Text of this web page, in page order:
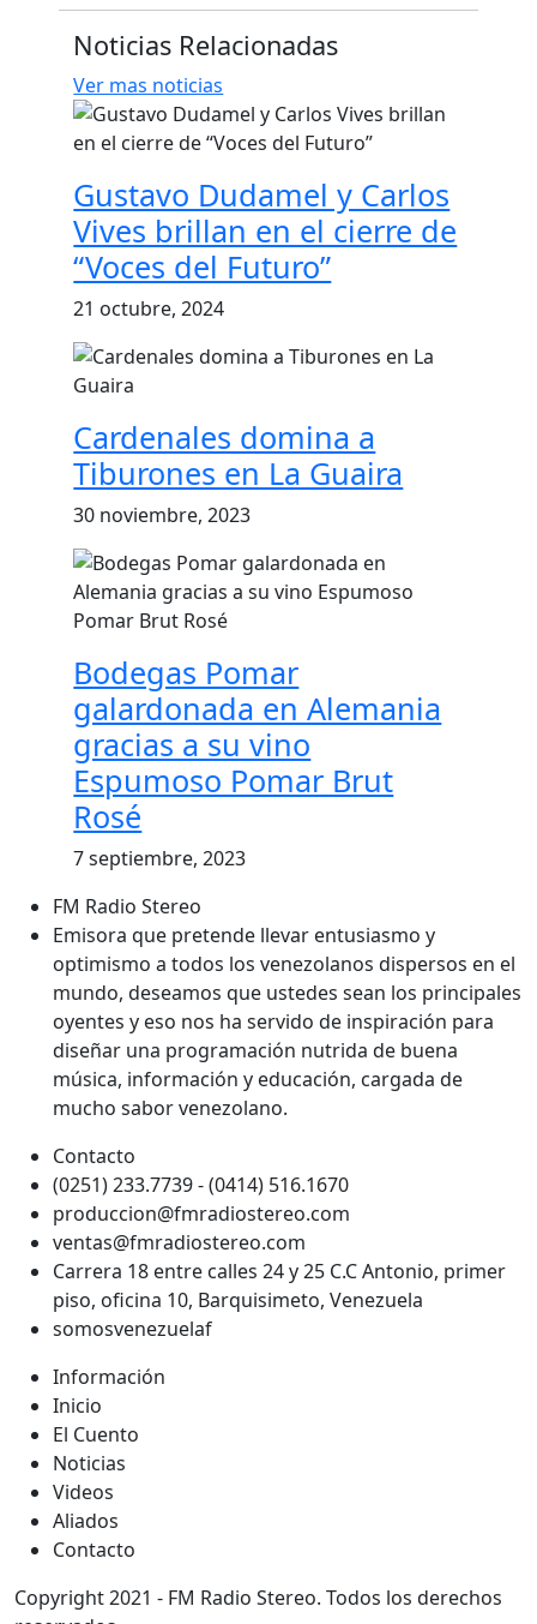
Noticias Relacionadas
Ver mas noticias
Gustavo Dudamel y Carlos
Vives brillan en el cierre de
“Voces del Futuro”
21 octubre, 2024
Cardenales domina a
Tiburones en La Guaira
30 noviembre, 2023
Bodegas Pomar
galardonada en Alemania
gracias a su vino
Espumoso Pomar Brut
Rosé
7 septiembre, 2023
FM Radio Stereo
Emisora que pretende llevar entusiasmo y
optimismo a todos los venezolanos dispersos en el
mundo, deseamos que ustedes sean los principales
oyentes y eso nos ha servido de inspiración para
diseñar una programación nutrida de buena
música, información y educación, cargada de
mucho sabor venezolano.
Contacto
(0251) 233.7739 - (0414) 516.1670
produccion@fmradiostereo.com
ventas@fmradiostereo.com
Carrera 18 entre calles 24 y 25 C.C Antonio, primer
piso, oficina 10, Barquisimeto, Venezuela
somosvenezuelaf
Información
Inicio
El Cuento
Noticias
Videos
Aliados
Contacto
Copyright 2021 - FM Radio Stereo. Todos los derechos